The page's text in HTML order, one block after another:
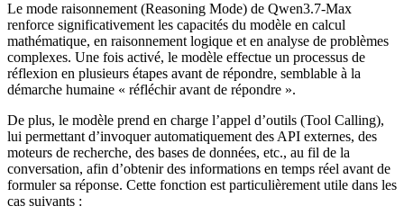
Le mode raisonnement (Reasoning Mode) de Qwen3.7-Max
renforce significativement les capacités du modèle en calcul
mathématique, en raisonnement logique et en analyse de problèmes
complexes. Une fois activé, le modèle effectue un processus de
réflexion en plusieurs étapes avant de répondre, semblable à la
démarche humaine « réfléchir avant de répondre ».
De plus, le modèle prend en charge l’appel d’outils (Tool Calling),
lui permettant d’invoquer automatiquement des API externes, des
moteurs de recherche, des bases de données, etc., au fil de la
conversation, afin d’obtenir des informations en temps réel avant de
formuler sa réponse. Cette fonction est particulièrement utile dans les
cas suivants :